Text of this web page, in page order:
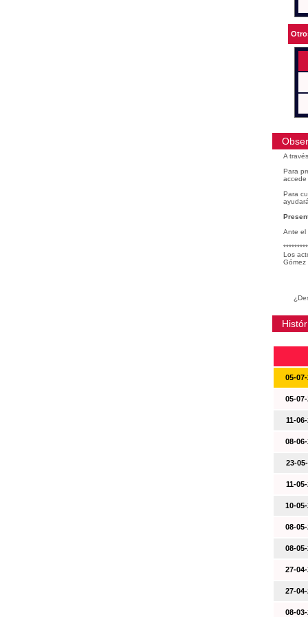
A
Para
accede
Para
Ante el
Los
Gómez
05-
05-
11-
08-
23-
11-
10-
08-
08-
27-
27-
08-